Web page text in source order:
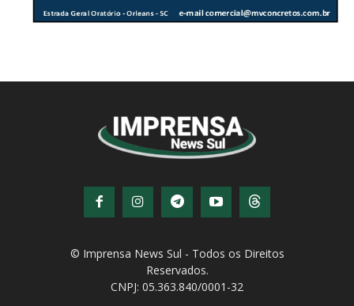
© Imprensa News Sul - Todos os Direitos
Reservados.